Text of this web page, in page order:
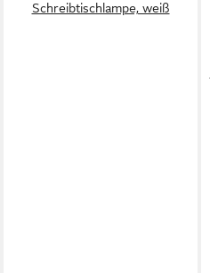
Schreibtischlampe, weiß